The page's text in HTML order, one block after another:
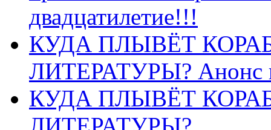
двадцатилетие!!!
КУДА ПЛЫВЁТ
ЛИТЕРАТУРЫ? Анонс
КУДА ПЛЫВЁТ